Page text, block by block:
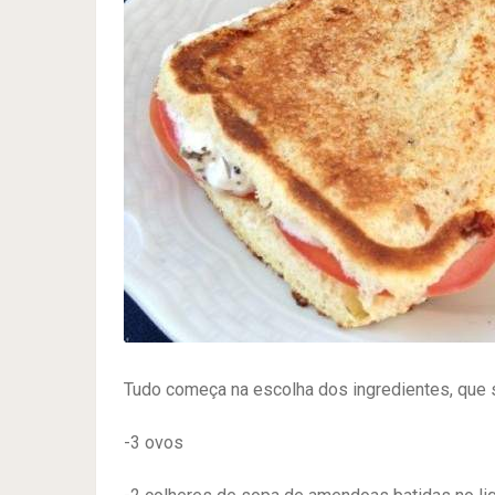
Tudo começa na escolha dos ingredientes, que
-3 ovos